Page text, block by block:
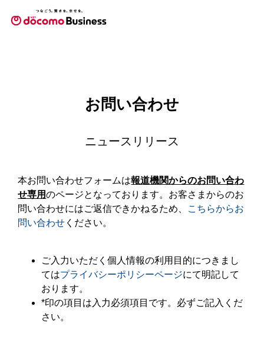
お問い合わせ
ニュースリリース
本お問い合わせフォームは報道機関からのお問い合わ
せ専用のページとなっております。お客さまからのお
問い合わせにはご返信できかねるため、 こちらからお
問い合わせ ください。
ご入力いただく個人情報の利用目的につきまし
てはプライバシーポリシーページにて明記して
おります。
*印の項目は入力必須項目です。必ずご記入くだ
さい。